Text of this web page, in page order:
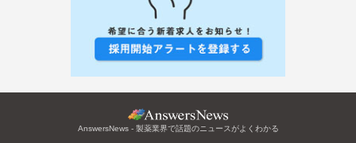
AnswersNews - 製薬業界で話題のニュースがよくわかる